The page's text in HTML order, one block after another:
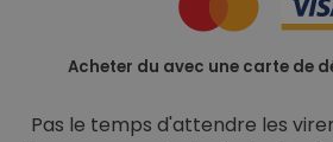
Acheter du avec une carte de
Pas le temps d'attendre les